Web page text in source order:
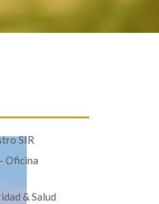
SIR
Oficina
& Salud